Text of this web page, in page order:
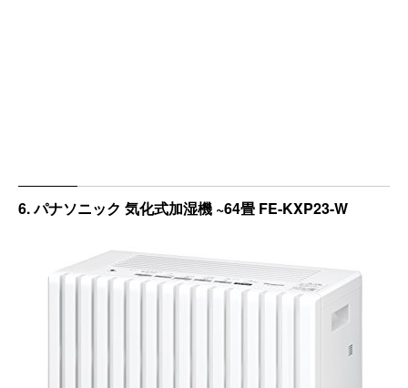
6. パナソニック 気化式加湿機 ~64畳 FE-KXP23-W